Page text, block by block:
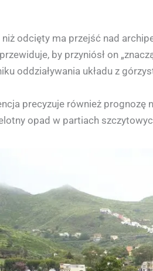
niż odcięty ma przejść nad
by przyniósł on
oddziaływania układu z
precyzuje również prognozę
opad w partiach